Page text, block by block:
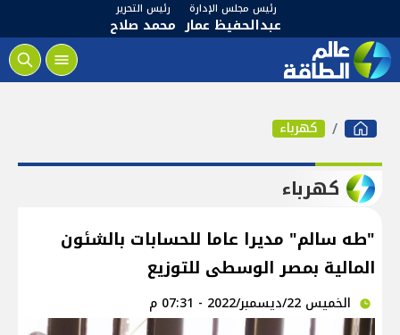
رئيس مجلس الإدارة
عبدالحفيظ عمار
رئيس التحرير
محمد صلاح
كهرباء
كهرباء
"طه سالم" مديرا عاما للحسابات بالشئون
المالية بمصر الوسطى للتوزيع
الخميس 22/ديسمبر/2022 - 07:31 م